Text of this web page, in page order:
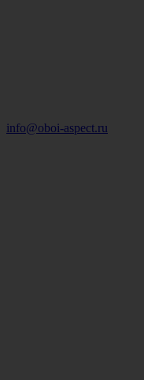
info@oboi-aspect.ru